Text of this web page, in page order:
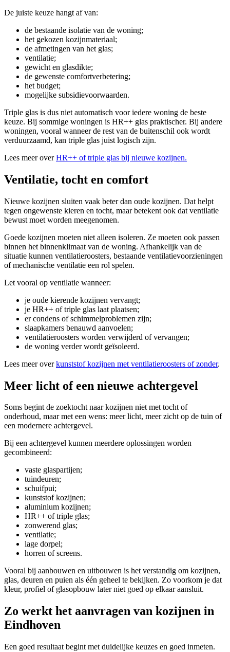
De juiste keuze hangt af van:
de bestaande isolatie van de woning;
het gekozen kozijnmateriaal;
de afmetingen van het glas;
ventilatie;
gewicht en glasdikte;
de gewenste comfortverbetering;
het budget;
mogelijke subsidievoorwaarden.
Triple glas is dus niet automatisch voor iedere woning de beste
keuze. Bij sommige woningen is HR++ glas praktischer. Bij andere
woningen, vooral wanneer de rest van de buitenschil ook wordt
verduurzaamd, kan triple glas juist logisch zijn.
Lees meer overHR++ of triple glas bij nieuwe kozijnen.
Ventilatie, tocht en comfort
Nieuwe kozijnen sluiten vaak beter dan oude kozijnen. Dat helpt
tegen ongewenste kieren en tocht, maar betekent ook dat ventilatie
bewust moet worden meegenomen.
Goede kozijnen moeten niet alleen isoleren. Ze moeten ook passen
binnen het binnenklimaat van de woning. Afhankelijk van de
situatie kunnen ventilatieroosters, bestaande ventilatievoorzieningen
of mechanische ventilatie een rol spelen.
Let vooral op ventilatie wanneer:
je oude kierende kozijnen vervangt;
je HR++ of triple glas laat plaatsen;
er condens of schimmelproblemen zijn;
slaapkamers benauwd aanvoelen;
ventilatieroosters worden verwijderd of vervangen;
de woning verder wordt geïsoleerd.
Lees meer overkunststof kozijnen met ventilatieroosters of zonder.
Meer licht of een nieuwe achtergevel
Soms begint de zoektocht naar kozijnen niet met tocht of
onderhoud, maar met een wens: meer licht, meer zicht op de tuin of
een modernere achtergevel.
Bij een achtergevel kunnen meerdere oplossingen worden
gecombineerd:
vaste glaspartijen;
tuindeuren;
schuifpui;
kunststof kozijnen;
aluminium kozijnen;
HR++ of triple glas;
zonwerend glas;
ventilatie;
lage dorpel;
horren of screens.
Vooral bij aanbouwen en uitbouwen is het verstandig om kozijnen,
glas, deuren en puien als één geheel te bekijken. Zo voorkom je dat
kleur, profiel of glasopbouw later niet goed op elkaar aansluit.
Zo werkt het aanvragen van kozijnen in
Eindhoven
Een goed resultaat begint met duidelijke keuzes en goed inmeten.